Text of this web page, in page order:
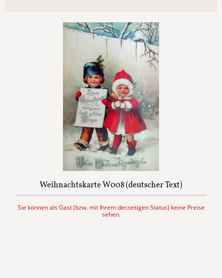
Weihnachtskarte W008 (deutscher Text)
Sie können als Gast (bzw. mit Ihrem derzeitigen Status) keine Preise
sehen.